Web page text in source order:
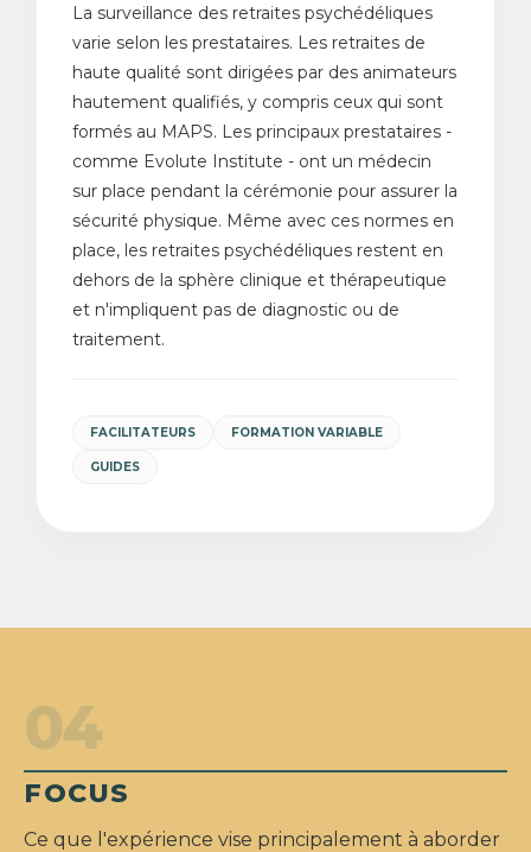
La surveillance des retraites psychédéliques
varie selon les prestataires. Les retraites de
haute qualité sont dirigées par des animateurs
hautement qualifiés, y compris ceux qui sont
formés au MAPS. Les principaux prestataires -
comme Evolute Institute - ont un médecin
sur place pendant la cérémonie pour assurer la
sécurité physique. Même avec ces normes en
place, les retraites psychédéliques restent en
dehors de la sphère clinique et thérapeutique
et n'impliquent pas de diagnostic ou de
traitement.
FACILITATEURS FORMATION VARIABLE
GUIDES
04
FOCUS
Ce que l'expérience vise principalement à aborder